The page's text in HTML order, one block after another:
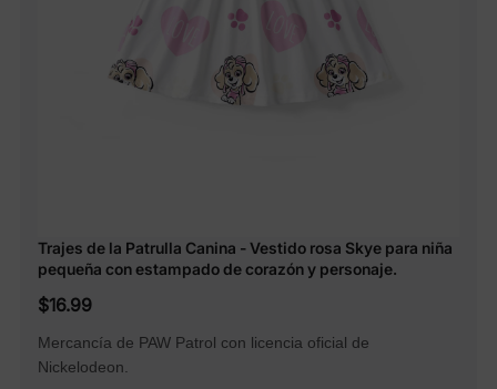
Trajes de la Patrulla Canina - Vestido rosa Skye para niña
pequeña con estampado de corazón y personaje.
$16.99
Mercancía de PAW Patrol con licencia oficial de
Nickelodeon.